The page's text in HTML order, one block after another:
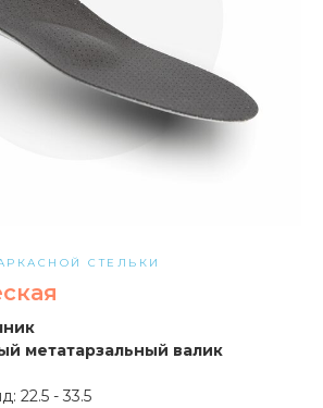
СТЕЛЬКИ
метатарзальный валик
22.5 - 33.5